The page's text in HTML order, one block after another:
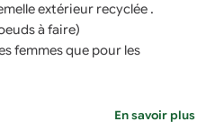
extérieur recyclée .
à faire)
femmes que pour les
En savoir plus